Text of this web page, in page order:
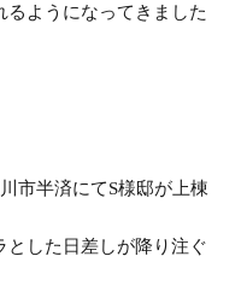
ようになってきました
市半済にてS様邸が上棟
とした日差しが降り注ぐ